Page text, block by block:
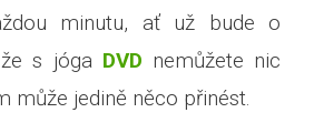
minutu, ať už bude o
s jóga DVD nemůžete nic
může jedině něco přinést.